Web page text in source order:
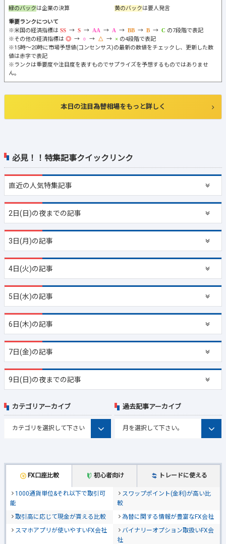
必見！！特集記事クイックリンク
直近の人気特集記事
2日(日)の夜までの記事
3日(月)の記事
4日(火)の記事
5日(水)の記事
6日(木)の記事
7日(金)の記事
9日(日)の夜までの記事
緑のバックは企業の決算 黄のバックは要人発言
重要ランクについて
※米国の経済指標は
→ → → → → →
の7段階で表記
※その他の経済指標は
→ → →
の4段階で表記
※15時～20時に市場予想値(コンセンサス)の最新の数値をチェックし、更新した数
値は赤字で表記
※ランクは重要度や注目度を表すものでサプライズを予想するものではありませ
ん。
本日の注目為替相場をもっと詳しく
FX口座比較 初心者向け トレードに使える
1000通貨単位&それ以下で取引可
能
スワップポイント(金利)が高い比
較
取引高に応じて現金が貰える比較
為替に関する情報が豊富なFX会社
スマホアプリが使いやすいFX会社
バイナリーオプション取扱いFX会
社
カテゴリアーカイブ 過去記事アーカイブ